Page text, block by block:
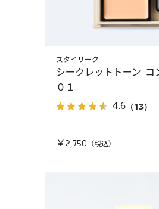
スタイリーク
シークレットトーン コ
０１
4.6（13）
￥2,750